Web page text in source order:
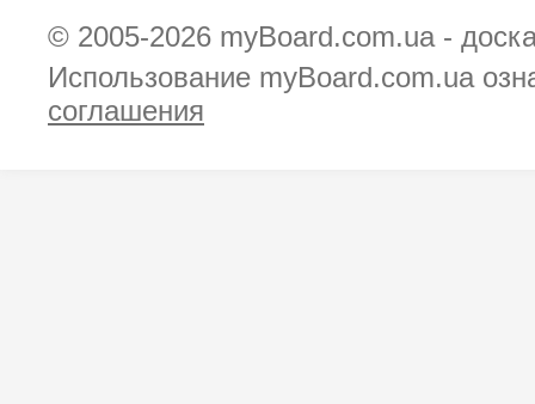
© 2005-2026 myBoard.com.ua -
Использование myBoard.com.ua
соглашения